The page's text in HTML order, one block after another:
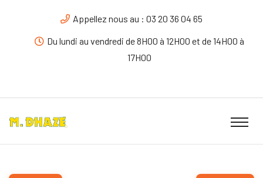
Appellez nous au : 03 20 36 04 65
Du lundi au vendredi de 8H00 à 12H00 et de 14H00 à
17H00